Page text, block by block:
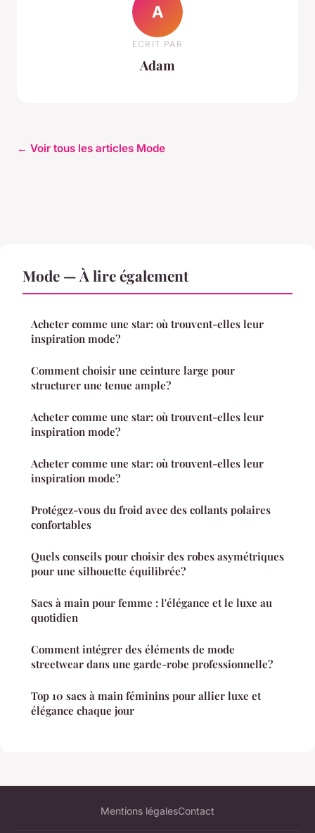
A
ECRIT PAR
Adam
← Voir tous les articles Mode
Mode — À lire également
Acheter comme une star: où trouvent-elles leur
inspiration mode?
Comment choisir une ceinture large pour
structurer une tenue ample?
Acheter comme une star: où trouvent-elles leur
inspiration mode?
Acheter comme une star: où trouvent-elles leur
inspiration mode?
Protégez-vous du froid avec des collants polaires
confortables
Quels conseils pour choisir des robes asymétriques
pour une silhouette équilibrée?
Sacs à main pour femme : l'élégance et le luxe au
quotidien
Comment intégrer des éléments de mode
streetwear dans une garde-robe professionnelle?
Top 10 sacs à main féminins pour allier luxe et
élégance chaque jour
Mentions légalesContact